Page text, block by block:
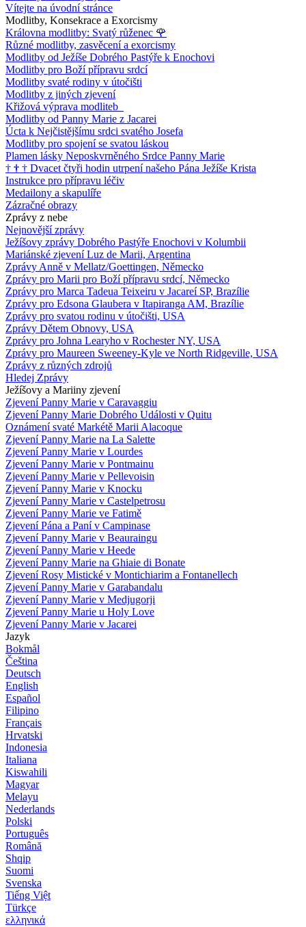
Vítejte na úvodní stránce
Modlitby, Konsekrace a Exorcismy
Královna modlitby: Svatý růženec 🌹
Různé modlitby, zasvěcení a exorcismy
Modlitby od Ježíše Dobrého Pastýře k Enochovi
Modlitby pro Boží přípravu srdcí
Modlitby svaté rodiny v útočišti
Modlitby z jiných zjevení
Křižová výprava modliteb
Modlitby od Panny Marie z Jacarei
Úcta k Nejčistějšímu srdci svatého Josefa
Modlitby pro spojení se svatou láskou
Plamen lásky Neposkvrněného Srdce Panny Marie
† † † Dvacet čtyři hodin utrpení našeho Pána Ježíše Krista
Instrukce pro přípravu léčiv
Medailony a skapulíře
Zázračné obrazy
Zprávy z nebe
Nejnovější zprávy
Ježíšovy zprávy Dobrého Pastýře Enochovi v Kolumbii
Mariánské zjevení Luz de Marii, Argentina
Zprávy Anně v Mellatz/Goettingen, Německo
Zprávy pro Marii pro Boží přípravu srdcí, Německo
Zprávy pro Marca Tadeua Teixeiru v Jacareí SP, Brazílie
Zprávy pro Edsona Glaubera v Itapiranga AM, Brazílie
Zprávy pro svatou rodinu v útočišti, USA
Zprávy Dětem Obnovy, USA
Zprávy pro Johna Learyho v Rochester NY, USA
Zprávy pro Maureen Sweeney-Kyle ve North Ridgeville, USA
Zprávy z různých zdrojů
Hledej Zprávy
Ježíšovy a Mariiny zjevení
Zjevení Panny Marie v Caravaggiu
Zjevení Panny Marie Dobrého Události v Quitu
Oznámení svaté Markétě Marii Alacoque
Zjevení Panny Marie na La Salette
Zjevení Panny Marie v Lourdes
Zjevení Panny Marie v Pontmainu
Zjevení Panny Marie v Pellevoisin
Zjevení Panny Marie v Knocku
Zjevení Panny Marie v Castelpetrosu
Zjevení Panny Marie ve Fatimě
Zjevení Pána a Paní v Campinase
Zjevení Panny Marie v Beauraingu
Zjevení Panny Marie v Heede
Zjevení Panny Marie na Ghiaie di Bonate
Zjevení Rosy Mistické v Montichiarim a Fontanellech
Zjevení Panny Marie v Garabandalu
Zjevení Panny Marie v Medjugorji
Zjevení Panny Marie u Holy Love
Zjevení Panny Marie v Jacarei
Jazyk
Bokmål
Čeština
Deutsch
English
Español
Filipino
Français
Hrvatski
Indonesia
Italiana
Kiswahili
Magyar
Melayu
Nederlands
Polski
Português
Română
Shqip
Suomi
Svenska
Tiếng Việt
Türkçe
ελληνικά